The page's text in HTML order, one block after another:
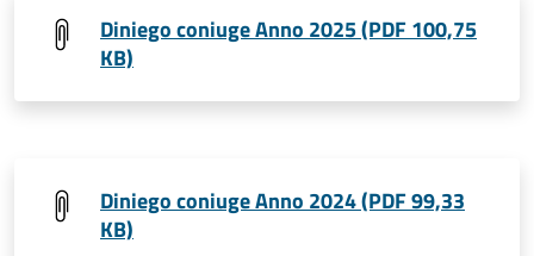
Diniego coniuge Anno 2025 (PDF 100,75
KB)
Diniego coniuge Anno 2024 (PDF 99,33
KB)